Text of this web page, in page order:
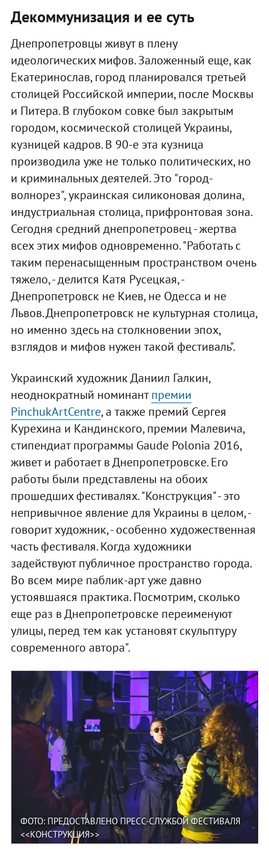
Декоммунизация и ее суть
Днепропетровцы живут в плену
идеологических мифов. Заложенный еще, как
Екатеринослав, город планировался третьей
столицей Российской империи, после Москвы
и Питера. В глубоком совке был закрытым
городом, космической столицей Украины,
кузницей кадров. В 90-е эта кузница
производила уже не только политических, но
и криминальных деятелей. Это "город-
волнорез", украинская силиконовая долина,
индустриальная столица, прифронтовая зона.
Сегодня средний днепропетровец - жертва
всех этих мифов одновременно. "Работать с
таким перенасыщенным пространством очень
тяжело, - делится Катя Русецкая, -
Днепропетровск не Киев, не Одесса и не
Львов. Днепропетровск не культурная столица,
но именно здесь на столкновении эпох,
взглядов и мифов нужен такой фестиваль".
Украинский художник Даниил Галкин,
неоднократный номинантпремии
PinchukArtCentre, а также премий Сергея
Курехина и Кандинского, премии Малевича,
стипендиат программы Gaude Polonia 2016,
живет и работает в Днепропетровске. Его
работы были представлены на обоих
прошедших фестивалях. "Конструкция" - это
непривычное явление для Украины в целом, -
говорит художник, - особенно художественная
часть фестиваля. Когда художники
задействуют публичное пространство города.
Во всем мире паблик-арт уже давно
устоявшаяся практика. Посмотрим, сколько
еще раз в Днепропетровске переименуют
улицы, перед тем как установят скульптуру
современного автора".
ФОТО: ПРЕДОСТАВЛЕНО ПРЕСС-СЛУЖБОЙ ФЕСТИВАЛЯ
<<КОНСТРУКЦИЯ>>